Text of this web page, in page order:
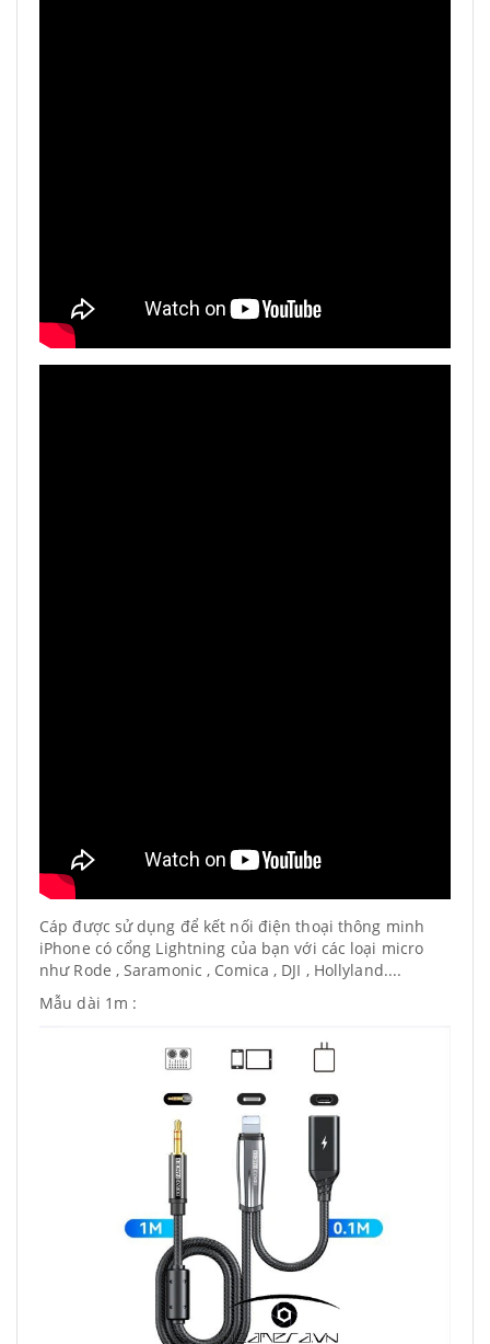
Cáp được sử dụng để kết nối điện thoại thông minh
iPhone có cổng Lightning của bạn với các loại micro
như Rode , Saramonic , Comica , DJI , Hollyland....
Mẫu dài 1m :